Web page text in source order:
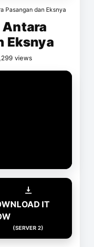
Pasangan dan Eksnya
Eksnya
views
IT
(SERVER 2)